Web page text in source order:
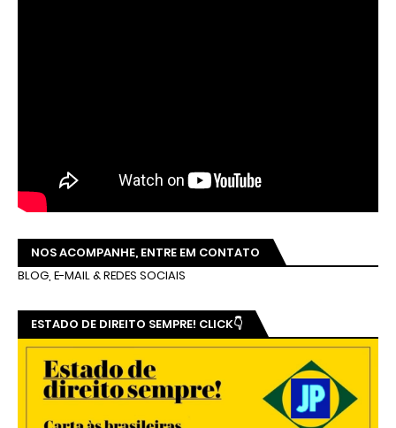
NOS ACOMPANHE, ENTRE EM CONTATO
BLOG, E-MAIL & REDES SOCIAIS
ESTADO DE DIREITO SEMPRE! CLICK👇